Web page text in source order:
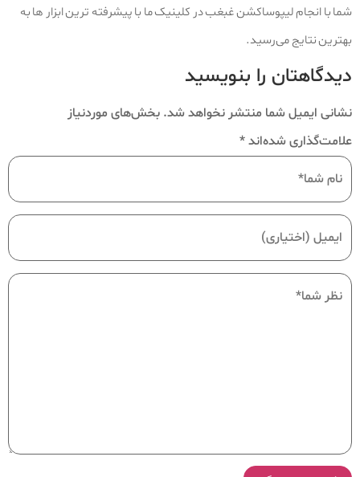
شما با انجام لیپوساکشن غبغب در کلینیک ما با پیشرفته ترین ابزار ها به
بهترین نتایج می‌رسید.
دیدگاهتان را بنویسید
نشانی ایمیل شما منتشر نخواهد شد. بخش‌های موردنیاز
علامت‌گذاری شده‌اند*